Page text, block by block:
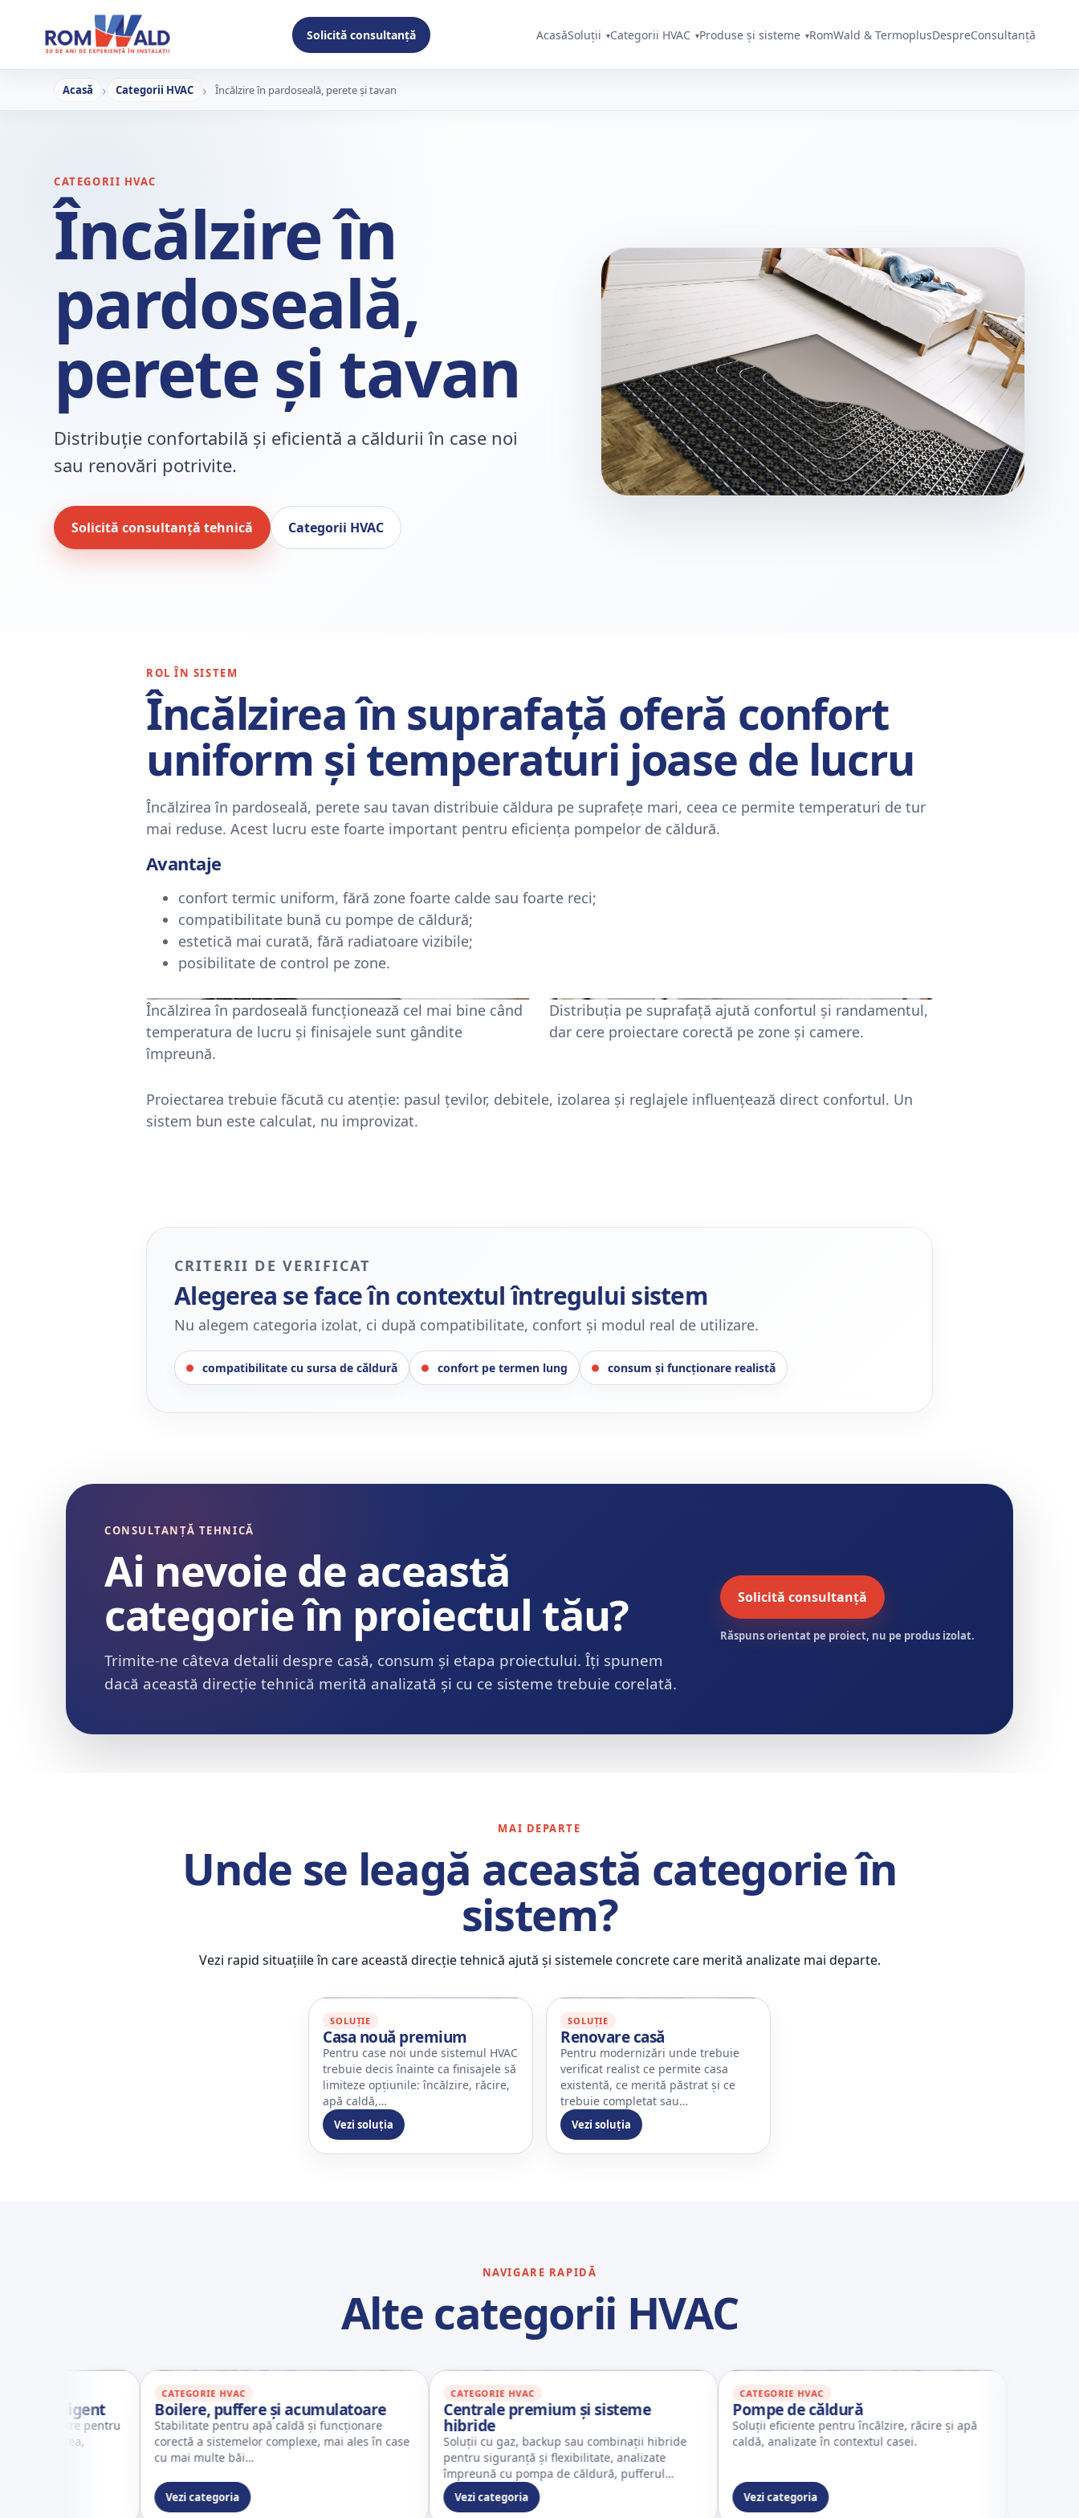
Solicită consultanță AcasăSoluții Categorii HVAC Produse și sisteme RomWald & TermoplusDespreConsultanță
Acasă Categorii HVAC Încălzire în pardoseală, perete și tavan
CATEGORII HVAC
Încălzire în
pardoseală,
perete și tavan
Distribuție confortabilă și eficientă a căldurii în case noi
sau renovări potrivite.
Solicită consultanță tehnică Categorii HVAC
ROL ÎN SISTEM
Încălzirea în suprafață oferă confort
uniform și temperaturi joase de lucru
Încălzirea în pardoseală, perete sau tavan distribuie căldura pe suprafețe mari, ceea ce permite temperaturi de tur
mai reduse. Acest lucru este foarte important pentru eficiența pompelor de căldură.
Avantaje
confort termic uniform, fără zone foarte calde sau foarte reci;
compatibilitate bună cu pompe de căldură;
estetică mai curată, fără radiatoare vizibile;
posibilitate de control pe zone.
Încălzirea în pardoseală funcționează cel mai bine când
temperatura de lucru și finisajele sunt gândite
împreună.
Distribuția pe suprafață ajută confortul și randamentul,
dar cere proiectare corectă pe zone și camere.
Proiectarea trebuie făcută cu atenție: pasul țevilor, debitele, izolarea și reglajele influențează direct confortul. Un
sistem bun este calculat, nu improvizat.
CRITERII DE VERIFICAT
Alegerea se face în contextul întregului sistem
Nu alegem categoria izolat, ci după compatibilitate, confort și modul real de utilizare.
compatibilitate cu sursa de căldură confort pe termen lung consum și funcționare realistă
CONSULTANȚĂ TEHNICĂ
Ai nevoie de această
categorie în proiectul tău?
Trimite-ne câteva detalii despre casă, consum și etapa proiectului. Îți spunem
dacă această direcție tehnică merită analizată și cu ce sisteme trebuie corelată.
Solicită consultanță
Răspuns orientat pe proiect, nu pe produs izolat.
MAI DEPARTE
Unde se leagă această categorie în
sistem?
Vezi rapid situațiile în care această direcție tehnică ajută și sistemele concrete care merită analizate mai departe.
SOLUȚIE
Casa nouă premium
Pentru case noi unde sistemul HVAC
trebuie decis înainte ca finisajele să
limiteze opțiunile: încălzire, răcire,
apă caldă,…
Vezi soluția
SOLUȚIE
Renovare casă
Pentru modernizări unde trebuie
verificat realist ce permite casa
existentă, ce merită păstrat și ce
trebuie completat sau…
Vezi soluția
NAVIGARE RAPIDĂ
Alte categorii HVAC
pentru
CATEGORIE HVAC
Boilere, puffere și acumulatoare
Stabilitate pentru apă caldă și funcționare
corectă a sistemelor complexe, mai ales în case
cu mai multe băi…
Vezi categoria
CATEGORIE HVAC
Centrale premium și sisteme
hibride
Soluții cu gaz, backup sau combinații hibride
pentru siguranță și flexibilitate, analizate
împreună cu pompa de căldură, pufferul…
Vezi categoria
CATEGORIE HVAC
Pompe de căldură
Soluții eficiente pentru încălzire, răcire și apă
caldă, analizate în contextul casei.
Vezi categoria